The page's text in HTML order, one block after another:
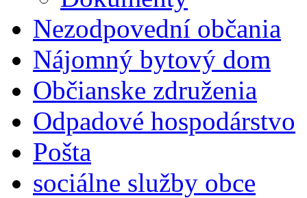
Nezodpovední občania
Nájomný bytový dom
Občianske združenia
Odpadové hospodárstvo
Pošta
sociálne služby obce